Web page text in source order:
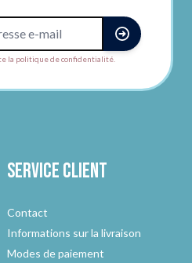
la politique de confidentialité.
Service client
Contact
Informations sur la livraison
Modes de paiement